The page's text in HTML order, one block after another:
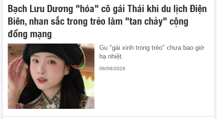
Bạch Lưu Dương "hóa" cô gái Thái khi du lịch Điện
Biên, nhan sắc trong trẻo làm "tan chảy" cộng
đồng mạng
Gu "gái xinh trong trẻo" chưa bao giờ
hạ nhiệt.
06/08/2026